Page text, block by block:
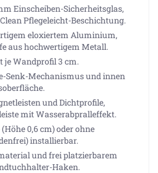
Einscheiben-Sicherheitsglas,
Pflegeleicht-Beschichtung.
eloxiertem Aluminium,
aus hochwertigem Metall.
Wandprofil 3 cm.
Senk-Mechanismus und innen
und Dichtprofile,
mit Wasserabpralleffekt.
0,6 cm) oder ohne
installierbar.
und frei platzierbarem
Haken.